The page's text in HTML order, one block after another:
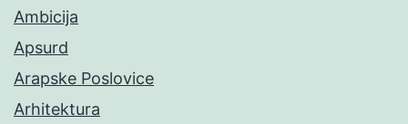
Ambicija
Apsurd
Arapske Poslovice
Arhitektura